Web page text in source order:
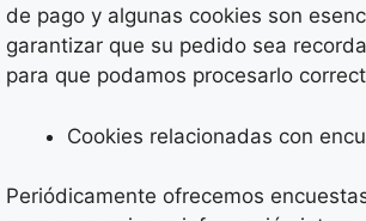
de pago y algunas cookies son
garantizar que su pedido sea
para que podamos procesarlo
Cookies relacionadas con
Periódicamente ofrecemos